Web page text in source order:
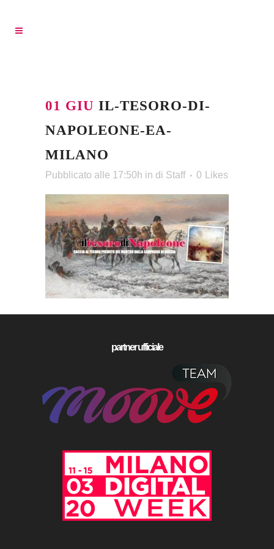
01 GIU IL-TESORO-DI-
NAPOLEONE-EA-
MILANO
Pubblicato alle 17:50h in di Staff 0 Likes
partner ufficiale